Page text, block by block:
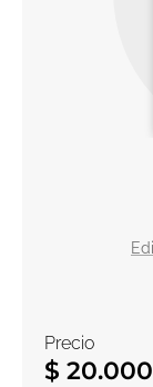
Precio
$ 20.000